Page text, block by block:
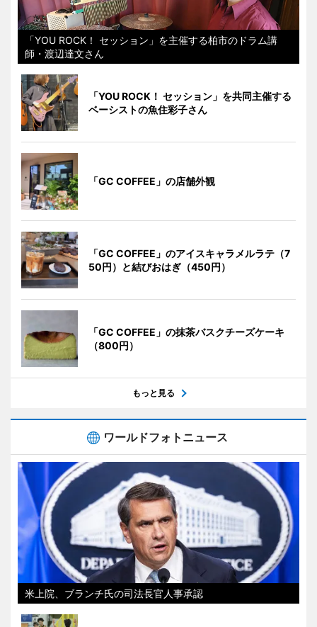
「YOU ROCK！ セッション」を主催する柏市のドラム講
師・渡辺達文さん
「YOU ROCK！ セッション」を共同主催する
ベーシストの魚住彩子さん
「GC COFFEE」の店舗外観
「GC COFFEE」のアイスキャラメルラテ（7
50円）と結びおはぎ（450円）
「GC COFFEE」の抹茶バスクチーズケーキ
（800円）
もっと見る
ワールドフォトニュース
米上院、ブランチ氏の司法長官人事承認